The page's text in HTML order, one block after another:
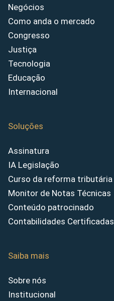
Negócios
Como anda o mercado
Congresso
Justiça
Tecnologia
Educação
Internacional
Soluções
Assinatura
IA Legislação
Curso da reforma tributária
Monitor de Notas Técnicas
Conteúdo patrocinado
Contabilidades Certificadas
Saiba mais
Sobre nós
Institucional